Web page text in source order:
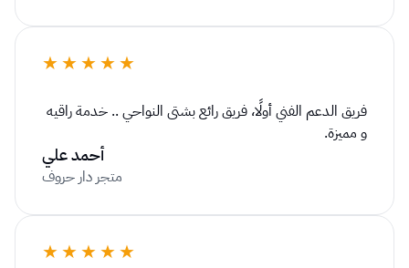
★★★★★
و مميزة.
أحمد علي
متجر دار حروف
★★★★★